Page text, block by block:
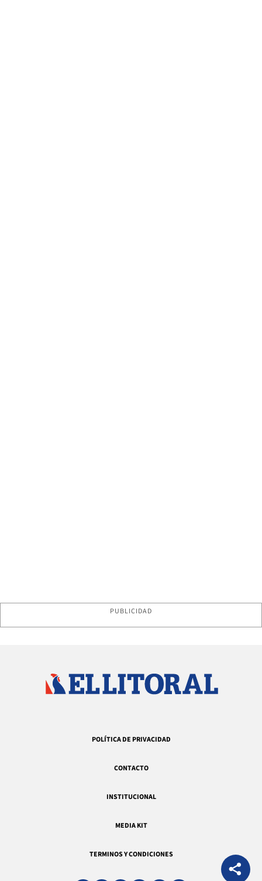
PUBLICIDAD
POLÍTICA DE PRIVACIDAD
CONTACTO
INSTITUCIONAL
MEDIA KIT
TERMINOS Y CONDICIONES